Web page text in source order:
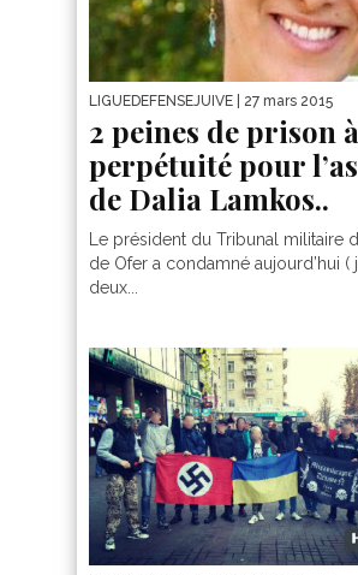
LIGUEDEFENSEJUIVE | 27 mars 2015
2 peines de prison à
perpétuité pour
de Dalia Lamkos..
Le président du Tribunal militaire
de Ofer a condamné aujourd’hui (
deux...